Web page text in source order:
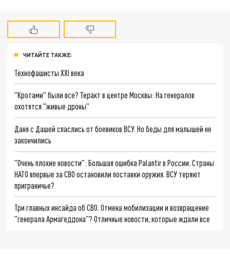
ЧИТАЙТЕ ТАКЖЕ:
Технофашисты XXI века
"Кротами" были все? Теракт в центре Москвы: На генералов
охотятся "живые дроны"
Даня с Дашей спаслись от боевиков ВСУ. Но беды для малышей не
закончились
"Очень плохие новости": Большая ошибка Palantir в России. Страны
НАТО впервые за СВО остановили поставки оружия. ВСУ теряют
приграничье?
Три главных инсайда об СВО. Отмена мобилизации и возвращение
"генерала Армагеддона"? Отличные новости, которые ждали все